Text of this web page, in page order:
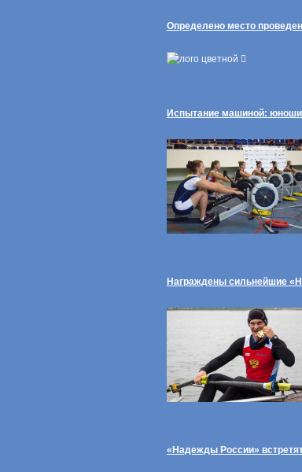
Определено место
Испытание машиной: юноши
Награждены сильнейшие
«Надежды России»